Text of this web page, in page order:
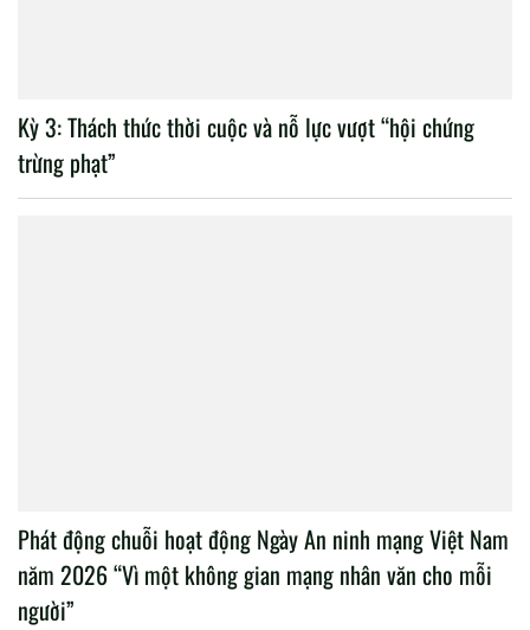
Kỳ 3: Thách thức thời cuộc và nỗ lực vượt “hội chứng
trừng phạt”
Phát động chuỗi hoạt động Ngày An ninh mạng Việt Nam
năm 2026 “Vì một không gian mạng nhân văn cho mỗi
người”